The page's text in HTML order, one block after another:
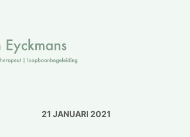
21 JANUARI 2021